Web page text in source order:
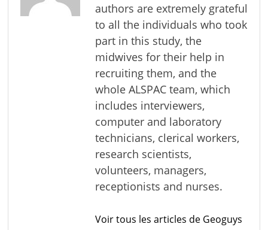
authors are extremely grateful
to all the individuals who took
part in this study, the
midwives for their help in
recruiting them, and the
whole ALSPAC team, which
includes interviewers,
computer and laboratory
technicians, clerical workers,
research scientists,
volunteers, managers,
receptionists and nurses.
Voir tous les articles de Geoguys